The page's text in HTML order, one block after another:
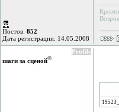
Постов: 852
Дата регистрации: 14.05.2008
--------
Profile
шаги за сценой©